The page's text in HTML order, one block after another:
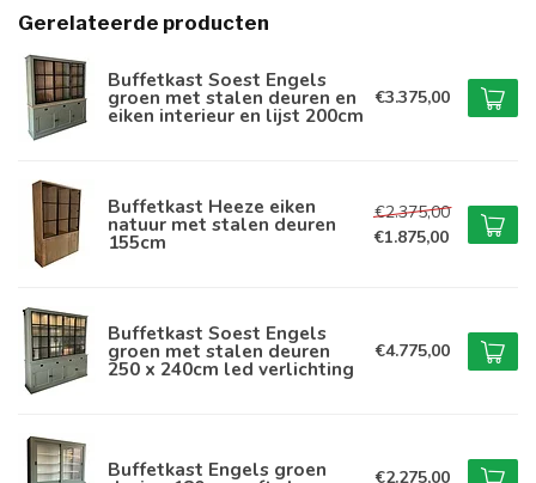
Gerelateerde producten
Buffetkast Soest Engels
groen met stalen deuren en
eiken interieur en lijst 200cm
€3.375,00
Buffetkast Heeze eiken
natuur met stalen deuren
155cm
€2.375,00
€1.875,00
Buffetkast Soest Engels
groen met stalen deuren
250 x 240cm led verlichting
€4.775,00
Buffetkast Engels groen €2.275,00